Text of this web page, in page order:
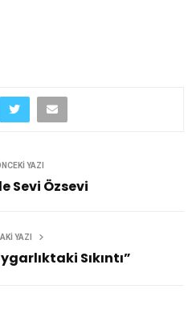
YAZI
Sevi Özsevi
YAZI
Sıkıntı”